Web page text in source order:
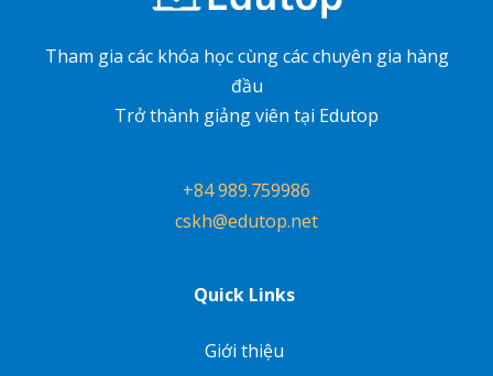
Tham gia các khóa học cùng các chuyên gia hàng
đầu
Trở thành giảng viên tại Edutop
+84 989.759986
cskh@edutop.net
Quick Links
Giới thiệu